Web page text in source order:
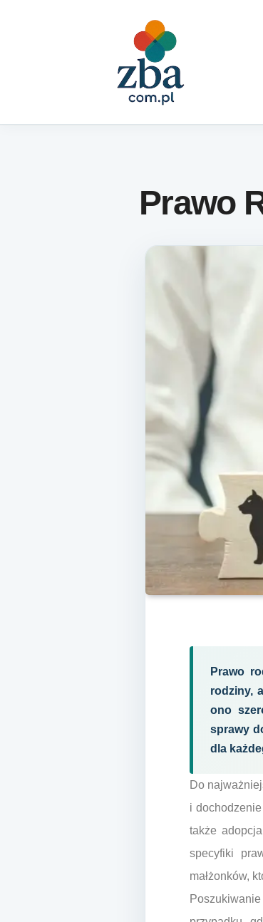
Prawo
Prawo
rodziny,
ono
sprawy
dla
Do
i
także
specyfiki
małżonków,